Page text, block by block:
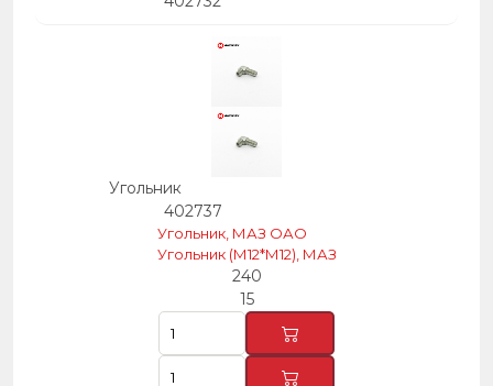
Угольник
402737
Угольник, МАЗ ОАО
Угольник (М12*М12), МАЗ
240
15